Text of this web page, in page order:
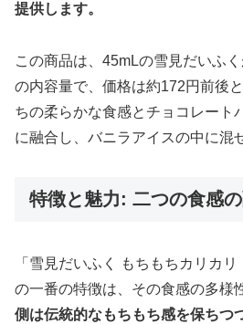
提供します。
この商品は、45mLの雪見だいふ
の内容量で、価格は約172円前後
ちの柔らかな食感とチョコレート
に融合し、バニラアイスの中に混
特徴と魅力: 二つの食感
「雪見だいふく もちもちカリカリ
の一番の特徴は、その食感の多様
側は伝統的なもちもち感を保ちつ